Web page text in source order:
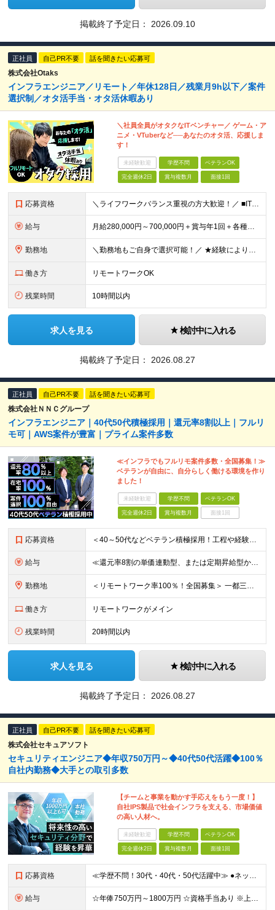
掲載終了予定日： 2026.09.10
正社員 自己PR不要 話を聞きたい応募可
株式会社Otaks
インフラエンジニア／リモート／年休128日／残業月9h以下／案件
選択制／オタ活手当・オタ活休暇あり
＼社員全員がオタクなITベンチャー／ ゲーム・ア
ニメ・VTuberなど──あなたのオタ活、応援しま
す！
未経験歓迎 学歴不問 ベテランOK
完全週休2日 賞与複数月 面接1回
応募資格 ＼ライフワークバランス重視の方大歓迎！／ ■IT業界で何かしらの実務経験をお持ちの方（1年以上） ※技術領域や工程は不問です。 ＼こんな方はぜひご応募ください！／ ★何かに熱中できる方 ★趣味も仕事
給与 月給280,000円～700,000円＋賞与年1回＋各種手当 ★上記にはみなし残業代として月30時間分（47,750円～130,424円）を含みます。超過分は別途支給します ★経験やスキル、キャリアの
勤務地 ＼勤務地もご自身で選択可能！／ ★経験によりフルリモートも対応いたします！ ★関東への転居を希望する場合は引っ越し補助あり！ 全国からのご応募お待ちしております！ ・首都圏（東京都、神奈川県、埼玉県
働き方 リモートワークOK
残業時間 10時間以内
求人を見る 検討中に入れる
掲載終了予定日： 2026.08.27
正社員 自己PR不要 話を聞きたい応募可
株式会社ＮＮＣグループ
インフラエンジニア｜40代50代積極採用｜還元率8割以上｜フルリ
モ可｜AWS案件が豊富｜プライム案件多数
≪インフラでもフルリモ案件多数・全国募集！≫
ベテランが自由に、自分らしく働ける環境を作り
ました！
未経験歓迎 学歴不問 ベテランOK
完全週休2日 賞与複数月 面接1回
応募資格 ＜40～50代などベテラン積極採用！工程や経験年数不問＞ □インフラの設計構築や、運用保守の実務経験をお持ちの方(経験年数、マネジメント経験などは一切問いません) □学歴不問 □転職回数不問
給与 ≪還元率8割の単価連動型、または定期昇給型から選べます！≫ ■単価連動型 月給40万円以上＋一時金＋各種手当 ★参画する案件の単価に応じて月給額を決定します(還元率8割) ★昇給随時(案件単価が上が
勤務地 ＜リモートワーク率100％！全国募集＞ 一都三県・名古屋・大阪を中心とした、全国の各プロジェクト先へ配属 ★あなたの希望を考慮して決定します ★在宅勤務×出勤のハイブリッドワーク！フルリモートワーク
働き方 リモートワークがメイン
残業時間 20時間以内
求人を見る 検討中に入れる
掲載終了予定日： 2026.08.27
正社員 自己PR不要 話を聞きたい応募可
株式会社セキュアソフト
セキュリティエンジニア◆年収750万円～◆40代50代活躍◆100％
自社内勤務◆大手との取引多数
【チームと事業を動かす手応えをもう一度！】
自社IPS製品で社会インフラを支える、市場価値
の高い人材へ。
未経験歓迎 学歴不問 ベテランOK
完全週休2日 賞与複数月 面接1回
応募資格 ≪学歴不問！30代・40代・50代活躍中≫ ●ネットワーク・サーバー設計・構築経験をお持ちの方（5年以上を想定） ●セキュリティ分野での設計・構築・運用保守経験をお持ちの方（3年以上を想定） ＼転職
給与 ☆年俸750万円～1800万円 ☆資格手当あり ※上記金額を12分割した金額を支給します ※固定残業手当(45時間/月、156,800円～)を含む。超過分は別途支給します。 ※試用期間は3か月（試用